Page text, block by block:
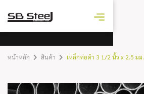
ราคาเหล็ก
หน้าหลัก สินค้า เหล็กท่อดำ 3 1/2 นิ้ว x 2.5 มม.